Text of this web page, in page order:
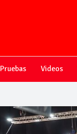
Pruebas Videos